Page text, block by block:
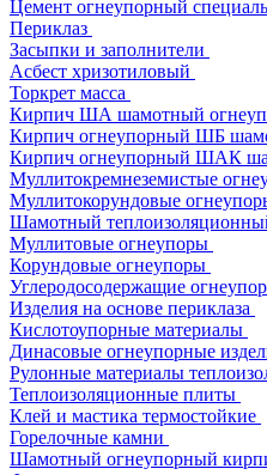
Цемент огнеупорный
Периклаз
Засыпки и заполнители
Асбест хризотиловый
Торкрет масса
Кирпич ША шамотный
Кирпич огнеупорный ШБ
Кирпич огнеупорный ШАК
Муллито­­кремнеземистые
Муллито­корундовые
Шамотный
Муллитовые огнеупоры
Корундовые огнеупоры
Углеродо­содержащие
Изделия на основе периклаза
Кислотоупорные материалы
Динасовые огнеупорные
Рулонные материалы
Тепло­изоляционные плиты
Клей и мастика термостойкие
Горелочные камни
Шамотный огнеупорный